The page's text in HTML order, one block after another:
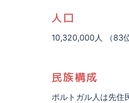
人口
10,320,000人 （83
民族構成
ポルトガル人は先住